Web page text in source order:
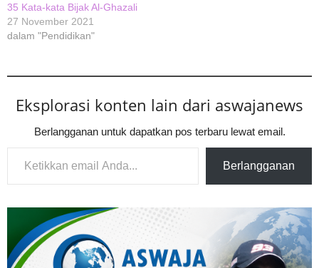
35 Kata-kata Bijak Al-Ghazali
27 November 2021
dalam "Pendidikan"
Eksplorasi konten lain dari aswajanews
Berlangganan untuk dapatkan pos terbaru lewat email.
Ketikkan email Anda...
Berlangganan